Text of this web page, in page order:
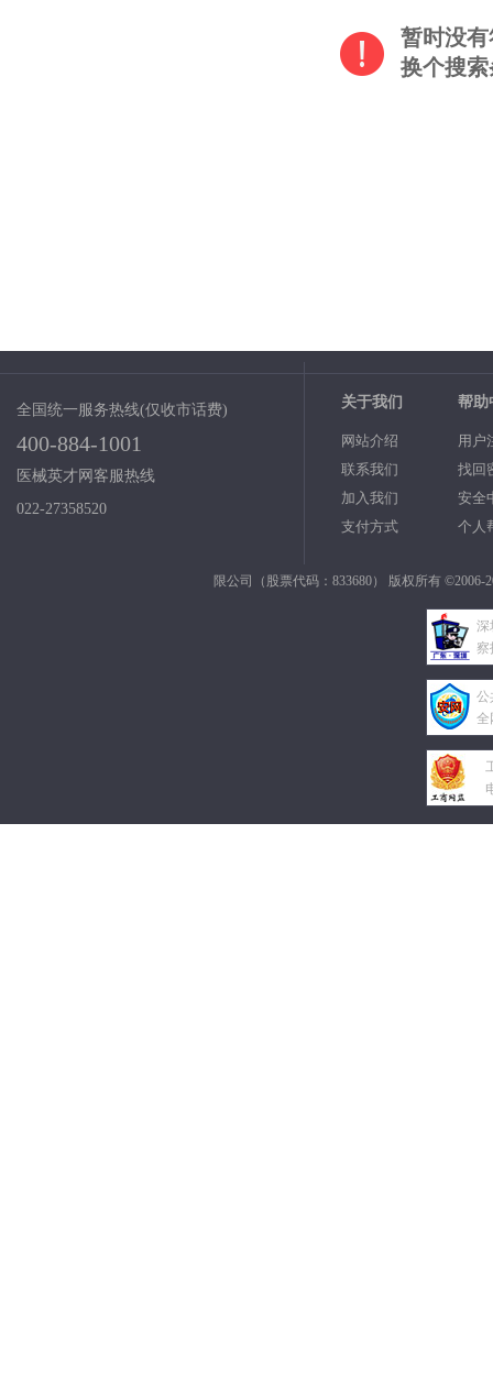
暂时没
换个搜
全国统一服务热线(仅收市话费)
400-884-1001
医械英才网客服热线
022-27358520
关于我们
网站介绍
联系我们
加入我们
支付方式
帮助
用户
找回
安全
个人
限公司（股票代码：833680） 版权所有 ©2006-
深
察
公
全